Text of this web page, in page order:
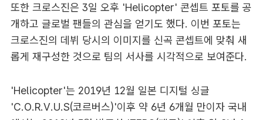
또한 크로스진은 3일 오후 'Helicopter' 콘셉트 포토를 공
개하고 글로벌 팬들의 관심을 얻기도 했다. 이번 포토는
크로스진의 데뷔 당시의 이미지를 신곡 콘셉트에 맞춰 새
롭게 재구성한 것으로 팀의 서사를 시각적으로 보여준다.
'Helicopter'는 2019년 12월 일본 디지털 싱글
'C.O.R.V.U.S(코르버스)'이후 약 6년 6개월 만이자 국내